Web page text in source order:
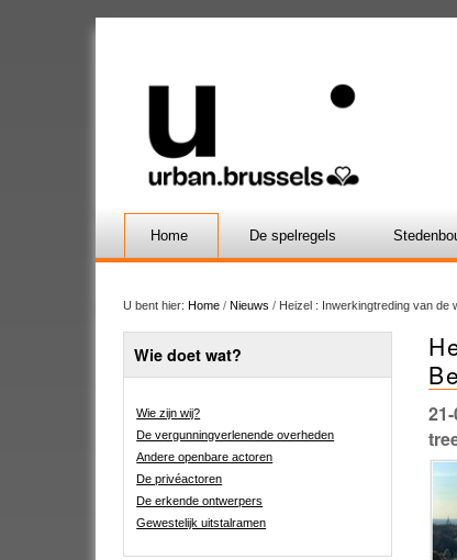
Home De spelregels
U bent hier: Home / Nieuws / Heizel : Inwerkingtreding van de
Wie doet wat?
Wie zijn wij?
De vergunningverlenende overheden
Andere openbare actoren
De privéactoren
De erkende ontwerpers
Gewestelijk uitstalramen